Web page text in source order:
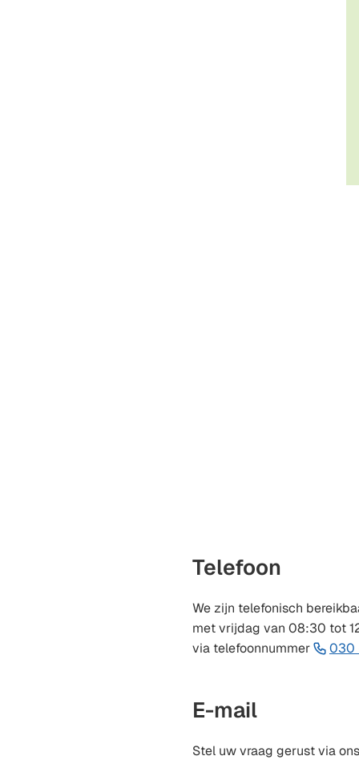
Telefoon
We zijn telefonisch
met vrijdag van 08:30 tot
via telefoonnummer
030
E-mail
Stel uw vraag gerust via